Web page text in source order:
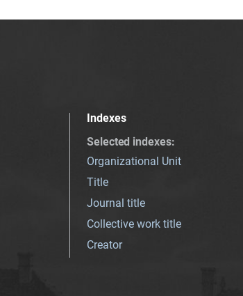
Indexes
Selected indexes:
Organizational Unit
Title
Journal title
Collective work title
Creator